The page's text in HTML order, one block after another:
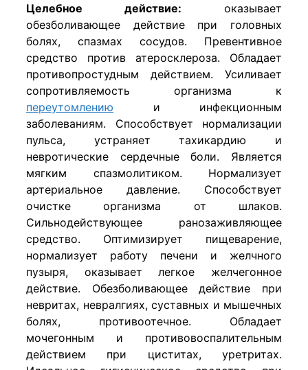
Целебное действие: оказывает
обезболивающее действие при головных
болях, спазмах сосудов. Превентивное
средство против атеросклероза. Обладает
противопростудным действием. Усиливает
сопротивляемость организма к
переутомлению и инфекционным
заболеваниям. Способствует нормализации
пульса, устраняет тахикардию и
невротические сердечные боли. Является
мягким спазмолитиком. Нормализует
артериальное давление. Способствует
очистке организма от шлаков.
Сильнодействующее ранозаживляющее
средство. Оптимизирует пищеварение,
нормализует работу печени и желчного
пузыря, оказывает легкое желчегонное
действие. Обезболивающее действие при
невритах, невралгиях, суставных и мышечных
болях, противоотечное. Обладает
мочегонным и противовоспалительным
действием при циститах, уретритах.